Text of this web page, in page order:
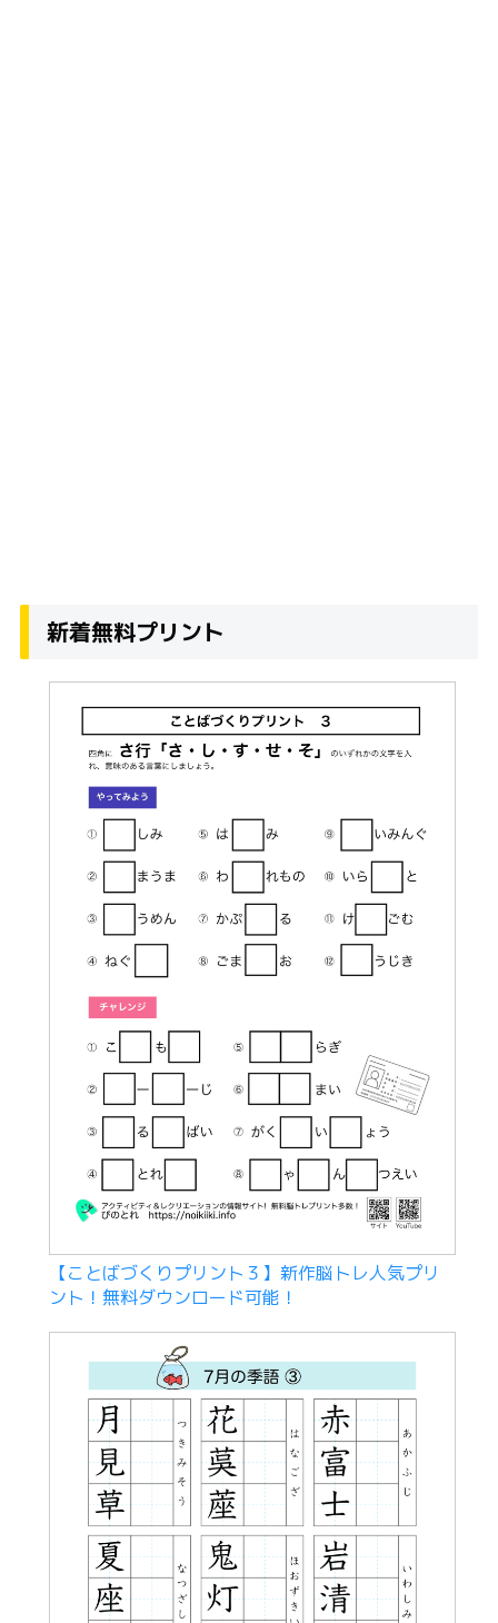
新着無料プリント
【ことばづくりプリント３】新作脳トレ人気プリ
ント！無料ダウンロード可能！